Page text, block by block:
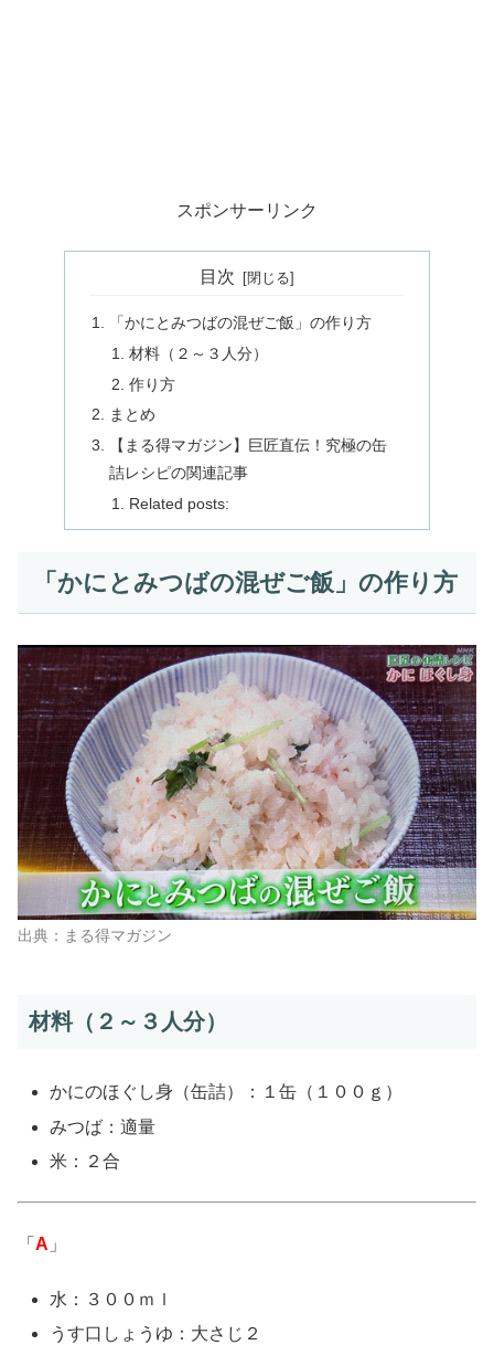
スポンサーリンク
目次
「かにとみつばの混ぜご飯」の作り方
材料（２～３人分）
作り方
まとめ
【まる得マガジン】巨匠直伝！究極の缶
詰レシピの関連記事
Related posts:
「かにとみつばの混ぜご飯」の作り方
出典：まる得マガジン
材料（２～３人分）
かにのほぐし身（缶詰）：１缶（１００ｇ）
みつば：適量
米：２合
「 A 」
水：３００ｍｌ
うす口しょうゆ：大さじ２